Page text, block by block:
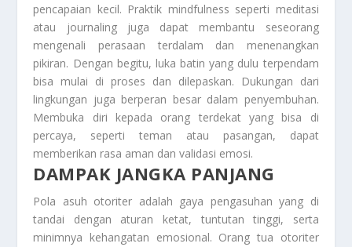
pencapaian kecil. Praktik mindfulness seperti meditasi
atau journaling juga dapat membantu seseorang
mengenali perasaan terdalam dan menenangkan
pikiran. Dengan begitu, luka batin yang dulu terpendam
bisa mulai di proses dan dilepaskan. Dukungan dari
lingkungan juga berperan besar dalam penyembuhan.
Membuka diri kepada orang terdekat yang bisa di
percaya, seperti teman atau pasangan, dapat
memberikan rasa aman dan validasi emosi.
DAMPAK JANGKA PANJANG
Pola asuh otoriter adalah gaya pengasuhan yang di
tandai dengan aturan ketat, tuntutan tinggi, serta
minimnya kehangatan emosional. Orang tua otoriter